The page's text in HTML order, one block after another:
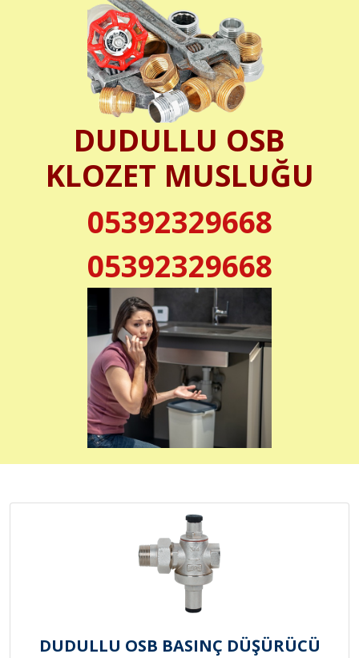
DUDULLU OSB
KLOZET MUSLUĞU
05392329668
05392329668
DUDULLU OSB BASINÇ DÜŞÜRÜCÜ